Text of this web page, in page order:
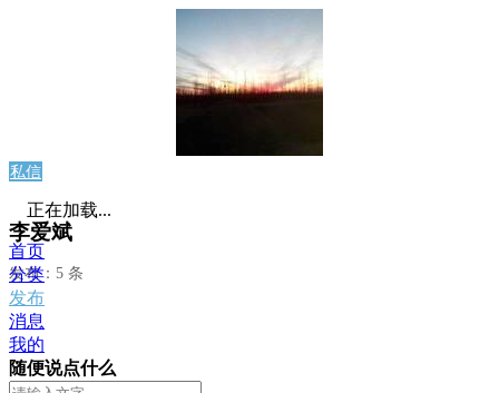
私信
李爱斌
发布：5 条
正在加载...
首页
分类
发布
消息
我的
随便说点什么